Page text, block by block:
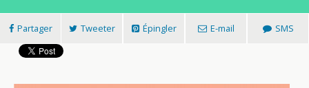
Partager Tweeter Épingler E-mail SMS